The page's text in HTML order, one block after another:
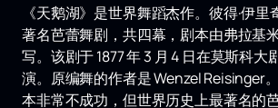
《天鹅湖》是世界舞蹈杰作。彼得·伊里
著名芭蕾舞剧，共四幕，剧本由弗拉基
写。该剧于 1877 年 3 月 4 日在莫斯科大
演。原编舞的作者是 Wenzel Reisinger
本非常不成功，但世界历史上最著名的